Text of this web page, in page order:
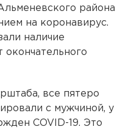
района
на коронавирус.
наличие
все пятеро
с мужчиной, у
COVID-19. Это